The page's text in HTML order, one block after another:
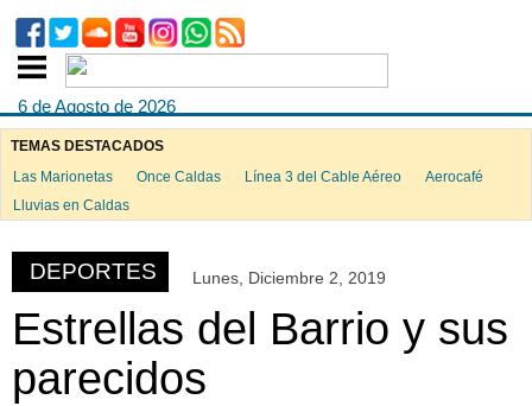
6 de Agosto de 2026
TEMAS DESTACADOS
Las Marionetas
Once Caldas Línea 3 del Cable Aéreo
Aerocafé
Lluvias en Caldas
DEPORTES Lunes, Diciembre 2, 2019
Estrellas del Barrio y sus
parecidos